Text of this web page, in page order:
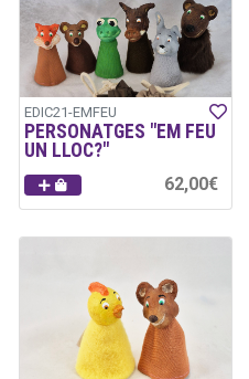
EDIC21-EMFEU
PERSONATGES "EM FEU
UN LLOC?"
62,00€